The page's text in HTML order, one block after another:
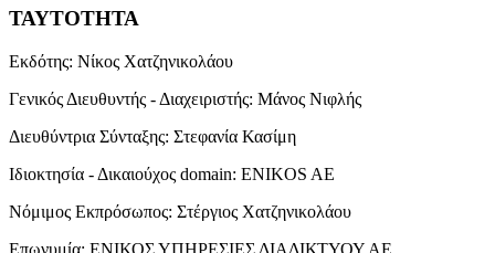
ΤΑΥΤΟΤΗΤΑ
Εκδότης: Νίκος Χατζηνικολάου
Γενικός Διευθυντής - Διαχειριστής: Μάνος Νιφλής
Διευθύντρια Σύνταξης: Στεφανία Κασίμη
Ιδιοκτησία - Δικαιούχος domain: ENIKOS AE
Νόμιμος Εκπρόσωπος: Στέργιος Χατζηνικολάου
Επωνυμία: ΕΝΙΚΟΣ ΥΠΗΡΕΣΙΕΣ ΔΙΑΔΙΚΤΥΟΥ ΑΕ